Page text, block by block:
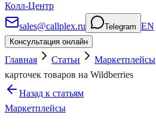
Колл-Центр
sales@callplex.ru
Telegram EN
Консультация онлайн
Главная Статьи Маркетплейсы
карточек товаров на Wildberries
Назад к статьям
Маркетплейсы